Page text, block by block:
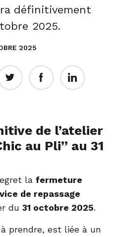
définitivement
2025.
2025
de l’atelier
au Pli” au 31
la fermeture
de repassage
du 31 octobre 2025.
prendre, est liée à un